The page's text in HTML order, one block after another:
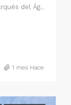
Calle Paseo del Marqués de la Villa del Marqués del Águila, Resindencial Centro Sur, Santiago de Querétaro, Municipio de Querétaro, Querétaro, 76090, México
1 mes Hace